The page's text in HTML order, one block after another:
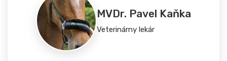
MVDr. Pavel Kaňka
Veterinárny lekár